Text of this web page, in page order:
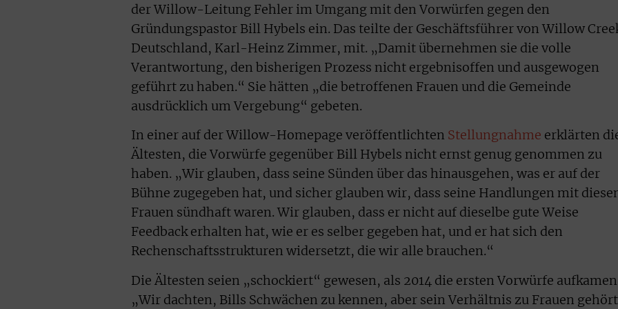
der Willow-Leitung Fehler im Umgang mit den Vorwürfen gegen den
Gründungspastor Bill Hybels ein. Das teilte der Geschäftsführer von Willow
Deutschland, Karl-Heinz Zimmer, mit. „Damit übernehmen sie die volle
Verantwortung, den bisherigen Prozess nicht ergebnisoffen und ausgewogen
geführt zu haben.“ Sie hätten „die betroffenen Frauen und die Gemeinde
ausdrücklich um Vergebung“ gebeten.
In einer auf der Willow-Homepage veröffentlichten Stellungnahme erklärten
Ältesten, die Vorwürfe gegenüber Bill Hybels nicht ernst genug genommen zu
haben. „Wir glauben, dass seine Sünden über das hinausgehen, was er auf der
Bühne zugegeben hat, und sicher glauben wir, dass seine Handlungen mit
Frauen sündhaft waren. Wir glauben, dass er nicht auf dieselbe gute Weise
Feedback erhalten hat, wie er es selber gegeben hat, und er hat sich den
Rechenschaftsstrukturen widersetzt, die wir alle brauchen.“
Die Ältesten seien „schockiert“ gewesen, als 2014 die ersten Vorwürfe
„Wir dachten, Bills Schwächen zu kennen, aber sein Verhältnis zu Frauen